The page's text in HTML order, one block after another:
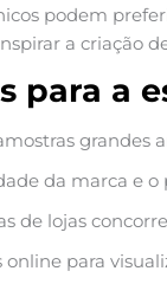
podem
a criação
para a
grandes
da marca e o
de lojas
para